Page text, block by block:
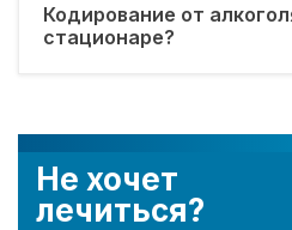
Не хочет
лечиться?
Кодирование от
стационаре?